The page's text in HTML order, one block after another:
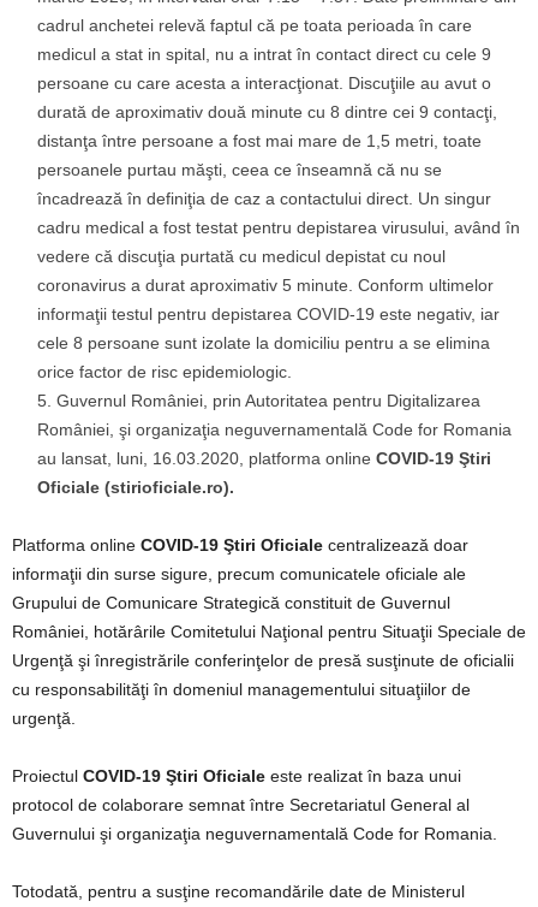
cadrul anchetei relevă faptul că pe toata perioada în care
medicul a stat in spital, nu a intrat în contact direct cu cele 9
persoane cu care acesta a interacţionat. Discuţiile au avut o
durată de aproximativ două minute cu 8 dintre cei 9 contacţi,
distanţa între persoane a fost mai mare de 1,5 metri, toate
persoanele purtau măşti, ceea ce înseamnă că nu se
încadrează în definiţia de caz a contactului direct. Un singur
cadru medical a fost testat pentru depistarea virusului, având în
vedere că discuţia purtată cu medicul depistat cu noul
coronavirus a durat aproximativ 5 minute. Conform ultimelor
informaţii testul pentru depistarea COVID-19 este negativ, iar
cele 8 persoane sunt izolate la domiciliu pentru a se elimina
orice factor de risc epidemiologic.
Guvernul României, prin Autoritatea pentru Digitalizarea
României, şi organizaţia neguvernamentală Code for Romania
au lansat, luni, 16.03.2020, platforma online COVID-19 Ştiri
Oficiale (stirioficiale.ro).
Platforma online COVID-19 Ştiri Oficiale centralizează doar
informaţii din surse sigure, precum comunicatele oficiale ale
Grupului de Comunicare Strategică constituit de Guvernul
României, hotărârile Comitetului Naţional pentru Situaţii Speciale de
Urgenţă şi înregistrările conferinţelor de presă susţinute de oficialii
cu responsabilităţi în domeniul managementului situaţiilor de
urgenţă.
Proiectul COVID-19 Ştiri Oficiale este realizat în baza unui
protocol de colaborare semnat între Secretariatul General al
Guvernului şi organizaţia neguvernamentală Code for Romania.
Totodată, pentru a susţine recomandările date de Ministerul